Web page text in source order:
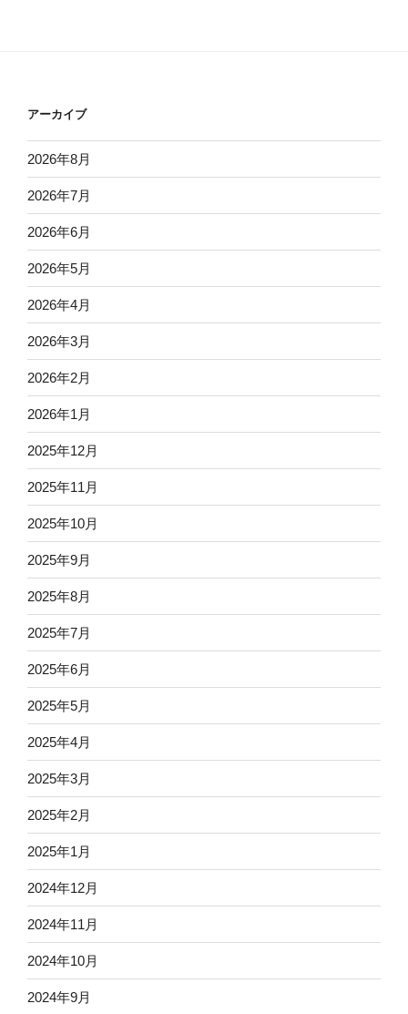
アーカイブ
2026年8月
2026年7月
2026年6月
2026年5月
2026年4月
2026年3月
2026年2月
2026年1月
2025年12月
2025年11月
2025年10月
2025年9月
2025年8月
2025年7月
2025年6月
2025年5月
2025年4月
2025年3月
2025年2月
2025年1月
2024年12月
2024年11月
2024年10月
2024年9月